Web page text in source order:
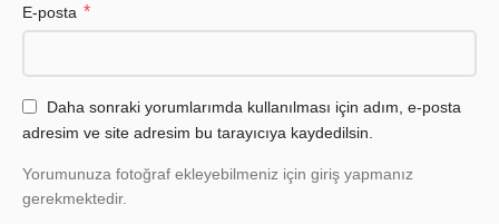
E-posta *
Daha sonraki yorumlarımda kullanılması için adım, e-posta
adresim ve site adresim bu tarayıcıya kaydedilsin.
Yorumunuza fotoğraf ekleyebilmeniz için giriş yapmanız
gerekmektedir.